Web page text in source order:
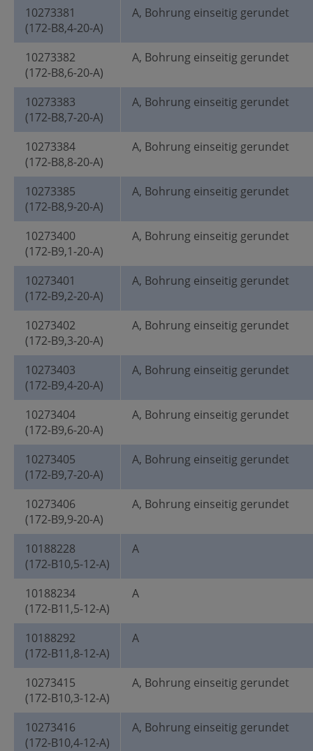
10273381
(172-B8,4-20-A)
A, Bohrung einseitig gerundet
10273382
(172-B8,6-20-A)
A, Bohrung einseitig gerundet
10273383
(172-B8,7-20-A)
A, Bohrung einseitig gerundet
10273384
(172-B8,8-20-A)
A, Bohrung einseitig gerundet
10273385
(172-B8,9-20-A)
A, Bohrung einseitig gerundet
10273400
(172-B9,1-20-A)
A, Bohrung einseitig gerundet
10273401
(172-B9,2-20-A)
A, Bohrung einseitig gerundet
10273402
(172-B9,3-20-A)
A, Bohrung einseitig gerundet
10273403
(172-B9,4-20-A)
A, Bohrung einseitig gerundet
10273404
(172-B9,6-20-A)
A, Bohrung einseitig gerundet
10273405
(172-B9,7-20-A)
A, Bohrung einseitig gerundet
10273406
(172-B9,9-20-A)
A, Bohrung einseitig gerundet
10188228
(172-B10,5-12-A)
A
10188234
(172-B11,5-12-A)
A
10188292
(172-B11,8-12-A)
A
10273415
(172-B10,3-12-A)
A, Bohrung einseitig gerundet
10273416
(172-B10,4-12-A)
A, Bohrung einseitig gerundet